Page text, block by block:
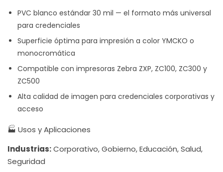
PVC blanco estándar 30 mil — el formato más universal
para credenciales
Superficie óptima para impresión a color YMCKO o
monocromática
Compatible con impresoras Zebra ZXP, ZC100, ZC300 y
ZC500
Alta calidad de imagen para credenciales corporativas y
acceso
🏭 Usos y Aplicaciones
Industrias:Corporativo, Gobierno, Educación, Salud,
Seguridad